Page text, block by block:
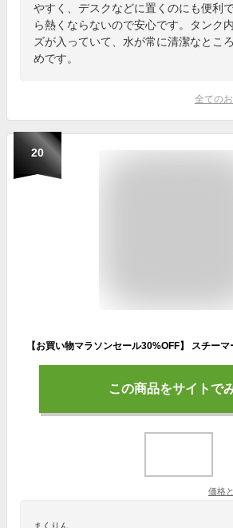
やすく、デスクなどに置くのにも便利
ら熱くならないので安心です。タンク
ズが入っていて、水が常に清潔なとこ
めです。
全ての
20
この商品をサイトで
価格
まくりん